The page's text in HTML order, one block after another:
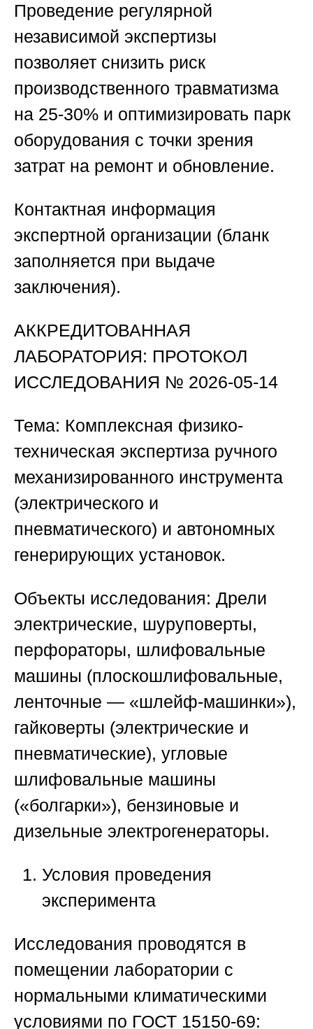
Проведение регулярной
независимой экспертизы
позволяет снизить риск
производственного травматизма
на 25-30% и оптимизировать парк
оборудования с точки зрения
затрат на ремонт и обновление.
Контактная информация
экспертной организации (бланк
заполняется при выдаче
заключения).
АККРЕДИТОВАННАЯ
ЛАБОРАТОРИЯ: ПРОТОКОЛ
ИССЛЕДОВАНИЯ № 2026-05-14
Тема: Комплексная физико-
техническая экспертиза ручного
механизированного инструмента
(электрического и
пневматического) и автономных
генерирующих установок.
Объекты исследования: Дрели
электрические, шуруповерты,
перфораторы, шлифовальные
машины (плоскошлифовальные,
ленточные — «шлейф-машинки»),
гайковерты (электрические и
пневматические), угловые
шлифовальные машины
(«болгарки»), бензиновые и
дизельные электрогенераторы.
Условия проведения
эксперимента
Исследования проводятся в
помещении лаборатории с
нормальными климатическими
условиями по ГОСТ 15150-69: